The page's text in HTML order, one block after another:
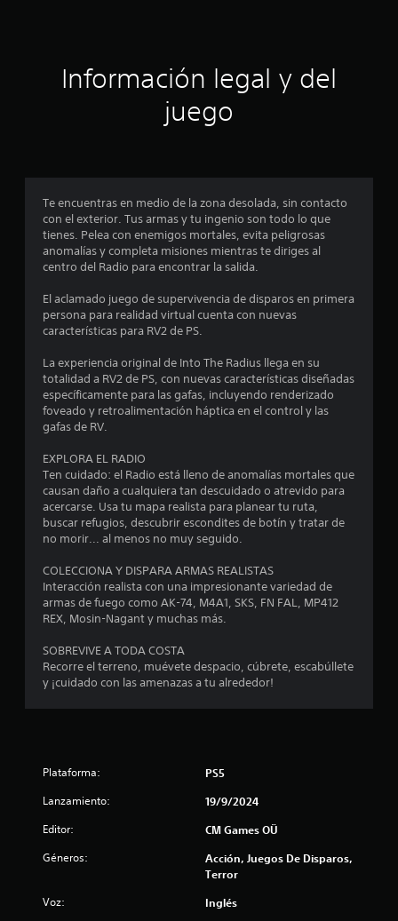
i
o
e
s
l
l
s
e
1
8
6
c
Información legal y del
juego
Te encuentras en medio de la zona desolada, sin contacto
con el exterior. Tus armas y tu ingenio son todo lo que
tienes. Pelea con enemigos mortales, evita peligrosas
anomalías y completa misiones mientras te diriges al
centro del Radio para encontrar la salida.
El aclamado juego de supervivencia de disparos en primera
persona para realidad virtual cuenta con nuevas
características para RV2 de PS.
La experiencia original de Into The Radius llega en su
totalidad a RV2 de PS, con nuevas características diseñadas
específicamente para las gafas, incluyendo renderizado
foveado y retroalimentación háptica en el control y las
gafas de RV.
EXPLORA EL RADIO
Ten cuidado: el Radio está lleno de anomalías mortales que
causan daño a cualquiera tan descuidado o atrevido para
acercarse. Usa tu mapa realista para planear tu ruta,
buscar refugios, descubrir escondites de botín y tratar de
no morir... al menos no muy seguido.
COLECCIONA Y DISPARA ARMAS REALISTAS
Interacción realista con una impresionante variedad de
armas de fuego como AK-74, M4A1, SKS, FN FAL, MP412
REX, Mosin-Nagant y muchas más.
SOBREVIVE A TODA COSTA
Recorre el terreno, muévete despacio, cúbrete, escabúllete
y ¡cuidado con las amenazas a tu alrededor!
Plataforma: PS5
Lanzamiento: 19/9/2024
Editor: CM Games OÜ
Géneros:
Acción, Juegos De Disparos,
Terror
Voz: Inglés